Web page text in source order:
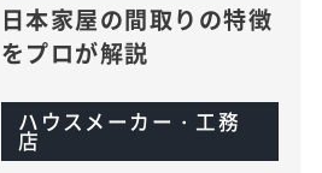
日本家屋の間取りの特徴
をプロが解説
ハウスメーカー・工務
店